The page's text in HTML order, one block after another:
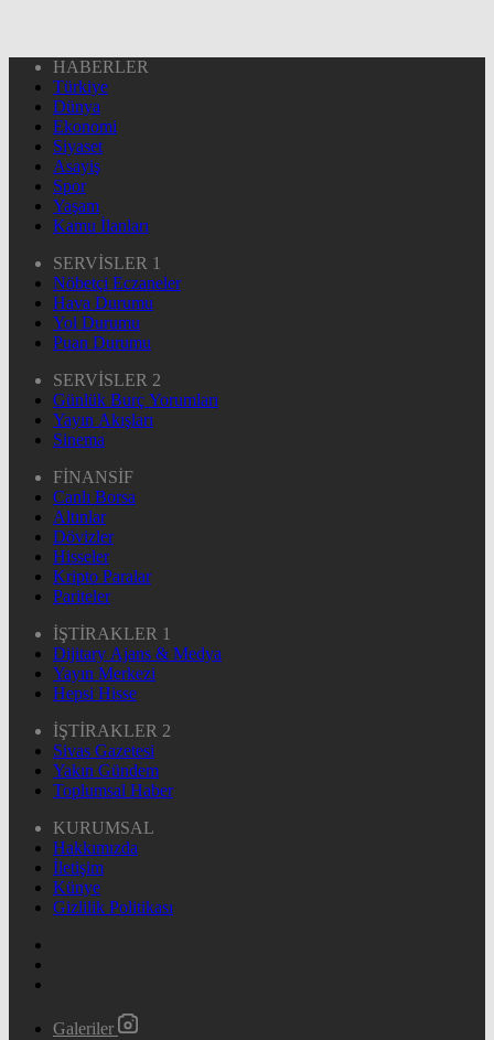
HABERLER
Türkiye
Dünya
Ekonomi
Siyaset
Asayiş
Spor
Yaşam
Kamu İlanları
SERVİSLER 1
Nöbetçi Eczaneler
Hava Durumu
Yol Durumu
Puan Durumu
SERVİSLER 2
Günlük Burç Yorumları
Yayın Akışları
Sinema
FİNANSİF
Canlı Borsa
Altınlar
Dövizler
Hisseler
Kripto Paralar
Pariteler
İŞTİRAKLER 1
Dijitary Ajans & Medya
Yayın Merkezi
Hepsi Hisse
İŞTİRAKLER 2
Sivas Gazetesi
Yakın Gündem
Toplumsal Haber
KURUMSAL
Hakkımızda
İletişim
Künye
Gizlilik Politikası
Galeriler